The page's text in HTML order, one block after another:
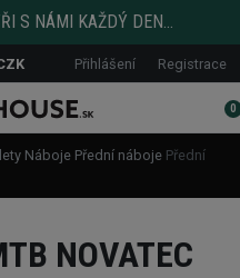
S NÁMI KAŽDÝ DEN...
Přihlášení Registrace
0
Náboje Přední náboje Přední
NOVATEC